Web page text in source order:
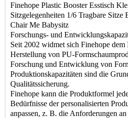
Finehope Plastic Booster Esstisch
Sitzgelegenheiten 1/6 Tragbare
Chair Me Babysitz
Forschungs- und
Seit 2002 widmet sich Finehope dem
Herstellung von PU-
Forschung und Entwicklung von
Produktionskapazitäten sind die
Qualitätssicherung.
Finehope kann die Produktformel
Bedürfnisse der personalisierten
anpassen, z. B. die Anforderungen